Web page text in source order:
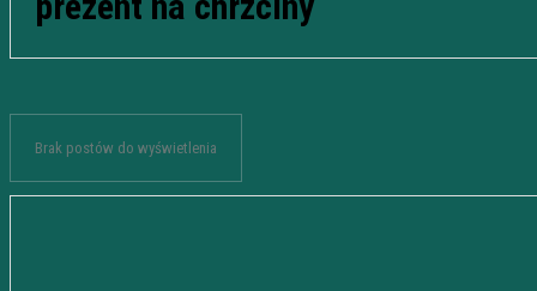
Brak postów do wyświetlenia